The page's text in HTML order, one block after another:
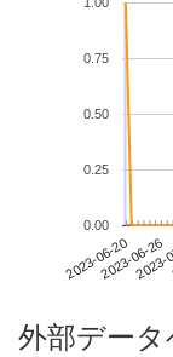
2023-06-202023-06-26
0.00
0.25
0.50
0.75
外部デー